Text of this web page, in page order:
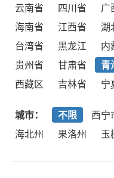
云南省
四川省 广
海南省
江西省 湖
台湾省
黑龙江 内
贵州省
甘肃省 青
西藏区
吉林省 宁
城市： 不限 西宁
海北州
果洛州 玉